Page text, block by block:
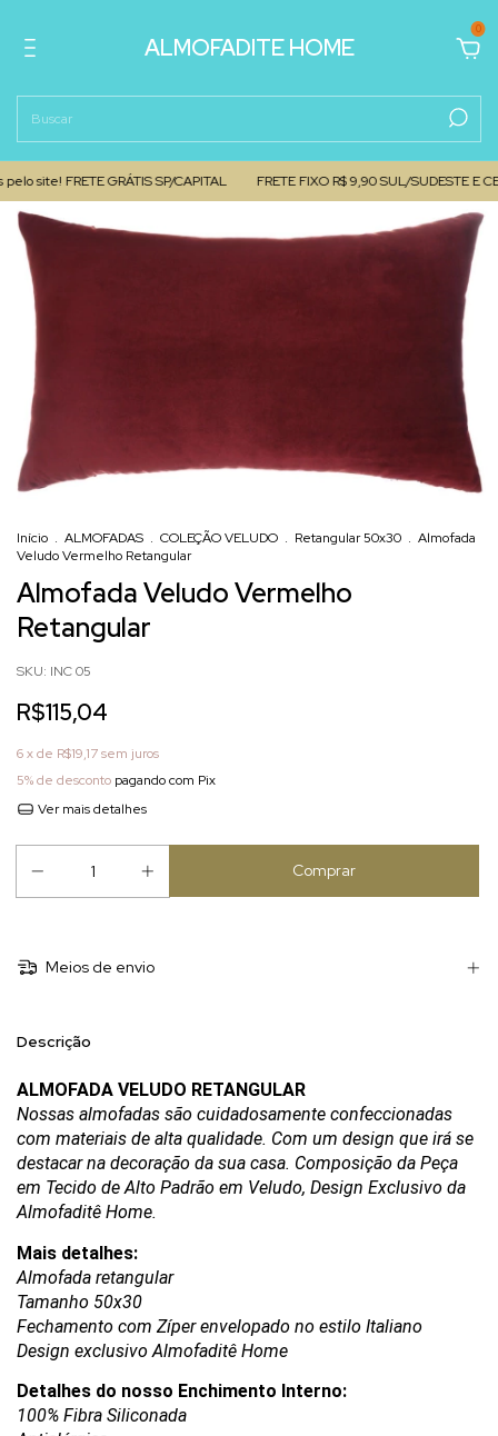
ALMOFADITE HOME
0
FRETE GRÁTIS SP/CAPITAL FRETE FIXO R$ 9,90 SUL/SUDESTE E
Início . ALMOFADAS . COLEÇÃO VELUDO . Retangular 50x30 . Almofada
Veludo Vermelho Retangular
Almofada Veludo Vermelho
Retangular
SKU: INC 05
R$115,04
6x de R$19,17sem juros
5% de desconto pagando com Pix
Ver mais detalhes
Meios de envio
Descrição
ALMOFADA VELUDO RETANGULAR
Nossas almofadas são cuidadosamente confeccionadas
com materiais de alta qualidade. Com um design que irá se
destacar na decoração da sua casa. Composição da Peça
em Tecido de Alto Padrão em Veludo, Design Exclusivo da
Almofaditê Home.
Mais detalhes:
Almofada retangular
Tamanho 50x30
Fechamento com Zíper envelopado no estilo Italiano
Design exclusivo Almofaditê Home
Detalhes do nosso Enchimento Interno:
100% Fibra Siliconada